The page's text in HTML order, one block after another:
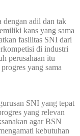
dengan adil dan tak
kans yang sama
fasilitas SNI dari
di industri
perusahaan itu
yang sama
SNI yang tepat
yang relevan
agar BSN
kebutuhan